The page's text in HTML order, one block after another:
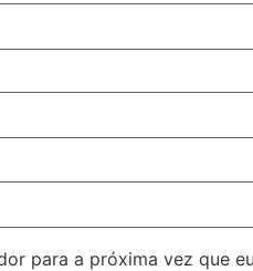
para a próxima vez que